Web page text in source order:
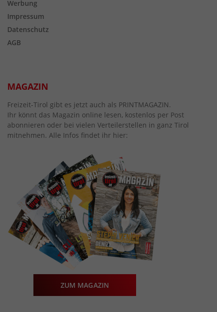
Werbung
Impressum
Datenschutz
AGB
MAGAZIN
Freizeit-Tirol gibt es jetzt auch als PRINTMAGAZIN.
Ihr könnt das Magazin online lesen, kostenlos per Post
abonnieren oder bei vielen Verteilerstellen in ganz Tirol
mitnehmen. Alle Infos findet ihr hier:
ZUM MAGAZIN